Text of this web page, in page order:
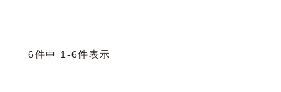
6件中 1 -6件表示